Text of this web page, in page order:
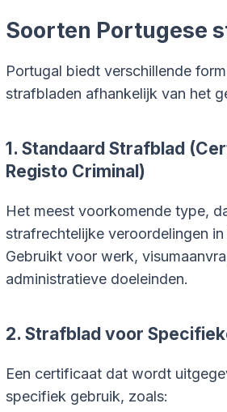
Soorten Portugese
Portugal biedt verschillende
strafbladen afhankelijk van het
1. Standaard Strafblad
Registo Criminal)
Het meest voorkomende type,
strafrechtelijke veroordelingen
Gebruikt voor werk,
administratieve doeleinden.
2. Strafblad voor
Een certificaat dat wordt
specifiek gebruik, zoals: